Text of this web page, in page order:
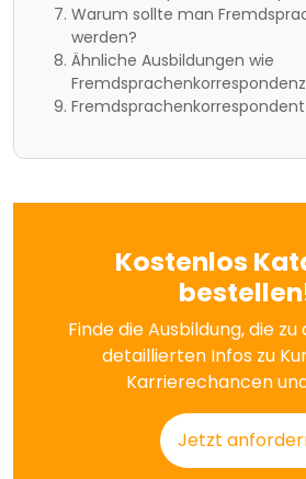
Warum sollte man
werden?
Ähnliche Ausbildungen wie
Fremdsprachenkorrespondenz
Kostenlos
Finde die Ausbildung, die
detaillierten Infos zu
Karrierechancen
Jetzt